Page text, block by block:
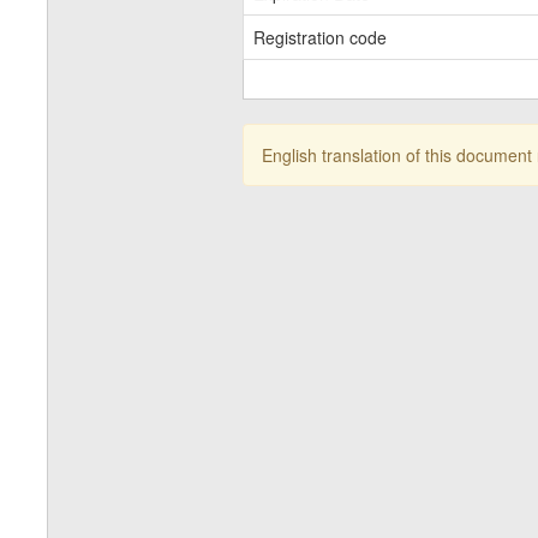
Registration code
English translation of this document